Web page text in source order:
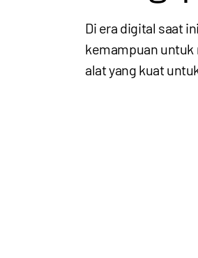
Di era digital saat
kemampuan untuk
alat yang kuat